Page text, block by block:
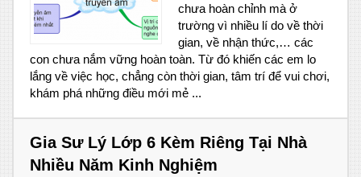
chưa hoàn chỉnh mà ở
trường vì nhiều lí do về thời
gian, về nhận thức,… các
con chưa nắm vững hoàn toàn. Từ đó khiến các em lo
lắng về việc học, chẳng còn thời gian, tâm trí để vui chơi,
khám phá những điều mới mẻ ...
Gia Sư Lý Lớp 6 Kèm Riêng Tại Nhà
Nhiều Năm Kinh Nghiệm